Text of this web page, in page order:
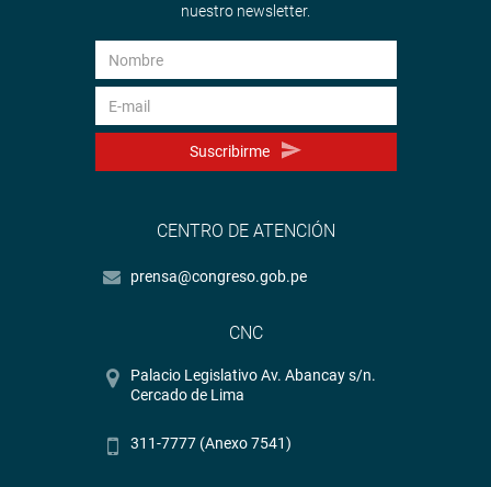
nuestro newsletter.
Suscribirme
CENTRO DE ATENCIÓN
prensa@congreso.gob.pe
CNC
Palacio Legislativo Av. Abancay s/n.
Cercado de Lima
311-7777 (Anexo 7541)